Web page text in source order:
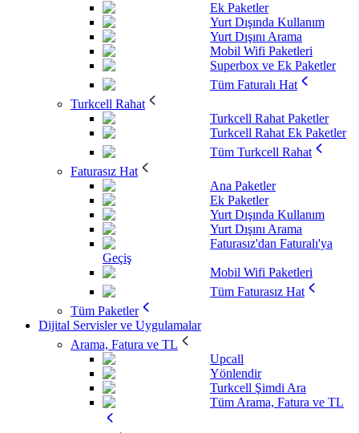
Ek Paketler
Yurt Dışında Kullanım
Yurt Dışını Arama
Mobil Wifi Paketleri
Superbox ve Ek Paketler
Tüm Faturalı Hat
Turkcell Rahat
Turkcell Rahat Paketler
Turkcell Rahat Ek Paketler
Tüm Turkcell Rahat
Faturasız Hat
Ana Paketler
Ek Paketler
Yurt Dışında Kullanım
Yurt Dışını Arama
Faturasız'dan Faturalı'ya
Geçiş
Mobil Wifi Paketleri
Tüm Faturasız Hat
Tüm Paketler
Dijital Servisler ve Uygulamalar
Arama, Fatura ve TL
Upcall
Yönlendir
Turkcell Şimdi Ara
Tüm Arama, Fatura ve TL